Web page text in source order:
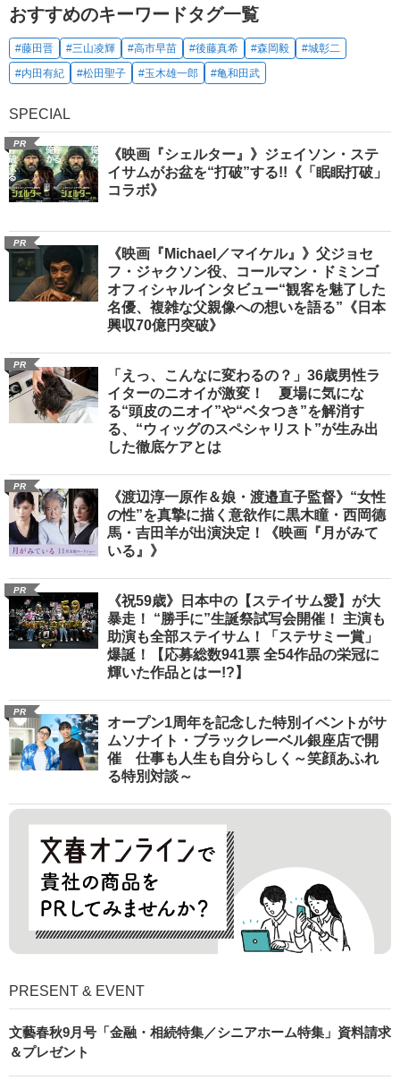
おすすめのキーワードタグ一覧
#藤田晋 #三山凌輝 #高市早苗 #後藤真希 #森岡毅
#城彰二
#内田有紀
#松田聖子 #玉木雄一郎 #亀和田武
SPECIAL
PR
《映画『シェルター』》ジェイソン・ステ
イサムがお盆を“打破”する!!《「眠眠打破」
コラボ》
PR
《映画『Michael／マイケル』》父ジョセ
フ・ジャクソン役、コールマン・ドミンゴ
オフィシャルインタビュー“観客を魅了した
名優、複雑な父親像への想いを語る”《日本
興収70億円突破》
PR
「えっ、こんなに変わるの？」36歳男性ラ
イターのニオイが激変！ 夏場に気にな
る“頭皮のニオイ”や“ベタつき”を解消す
る、“ウィッグのスペシャリスト”が生み出
した徹底ケアとは
PR
《渡辺淳一原作＆娘・渡邉直子監督》“女性
の性”を真摯に描く意欲作に黒木瞳・西岡德
馬・吉田羊が出演決定！《映画『月がみて
いる』》
PR
《祝59歳》日本中の【ステイサム愛】が大
暴走！ “勝手に”生誕祭試写会開催！ 主演も
助演も全部ステイサム！「ステサミー賞」
爆誕！【応募総数941票 全54作品の栄冠に
輝いた作品とはー!?】
PR
オープン1周年を記念した特別イベントがサ
ムソナイト・ブラックレーベル銀座店で開
催 仕事も人生も自分らしく～笑顔あふれ
る特別対談～
PRESENT & EVENT
文藝春秋9月号「金融・相続特集／シニアホーム特集」資料請求
＆プレゼント